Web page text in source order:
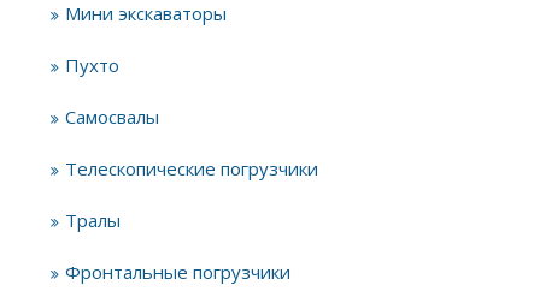
Мини экскаваторы
Пухто
Самосвалы
Телескопические погрузчики
Тралы
Фронтальные погрузчики